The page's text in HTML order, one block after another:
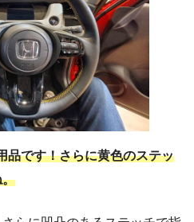
品です！さらに黄色のステッ
。